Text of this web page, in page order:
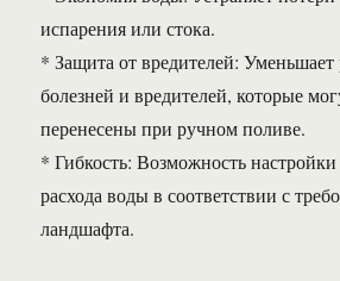
испарения или стока.
* Защита от вредителей: Уменьшает
болезней и вредителей, которые
перенесены при ручном поливе.
* Гибкость: Возможность
расхода воды в соответствии с
ландшафта.